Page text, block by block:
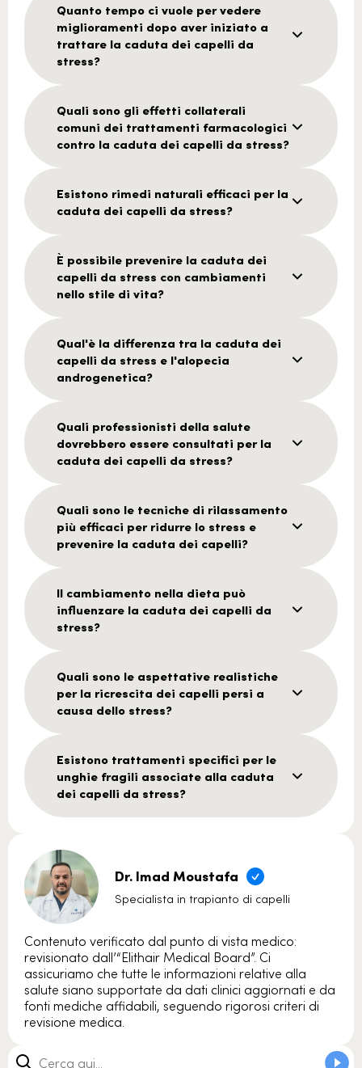
Quanto tempo ci vuole per vedere
miglioramenti dopo aver iniziato a
trattare la caduta dei capelli da
stress?
Quali sono gli effetti collaterali
comuni dei trattamenti farmacologici
contro la caduta dei capelli da stress?
Esistono rimedi naturali efficaci per la
caduta dei capelli da stress?
È possibile prevenire la caduta dei
capelli da stress con cambiamenti
nello stile di vita?
Qual'è la differenza tra la caduta dei
capelli da stress e l'alopecia
androgenetica?
Quali professionisti della salute
dovrebbero essere consultati per la
caduta dei capelli da stress?
Quali sono le tecniche di rilassamento
più efficaci per ridurre lo stress e
prevenire la caduta dei capelli?
Il cambiamento nella dieta può
influenzare la caduta dei capelli da
stress?
Quali sono le aspettative realistiche
per la ricrescita dei capelli persi a
causa dello stress?
Esistono trattamenti specifici per le
unghie fragili associate alla caduta
dei capelli da stress?
Dr. Imad Moustafa
Specialista in trapianto di capelli
Contenuto verificato dal punto di vista medico:
revisionato dall’“Elithair Medical Board”. Ci
assicuriamo che tutte le informazioni relative alla
salute siano supportate da dati clinici aggiornati e da
fonti mediche affidabili, seguendo rigorosi criteri di
revisione medica.